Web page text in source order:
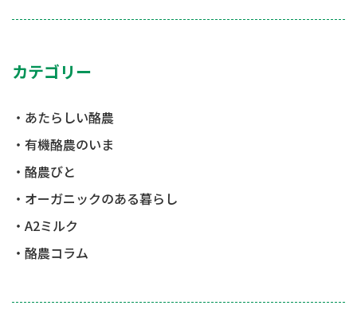
カテゴリー
あたらしい酪農
有機酪農のいま
酪農びと
オーガニックのある暮らし
A2ミルク
酪農コラム